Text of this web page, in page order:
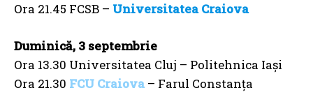
Ora 21.45 FCSB – Universitatea Craiova
Duminică, 3 septembrie
Ora 13.30 Universitatea Cluj – Politehnica Iași
Ora 21.30 FCU Craiova – Farul Constanța